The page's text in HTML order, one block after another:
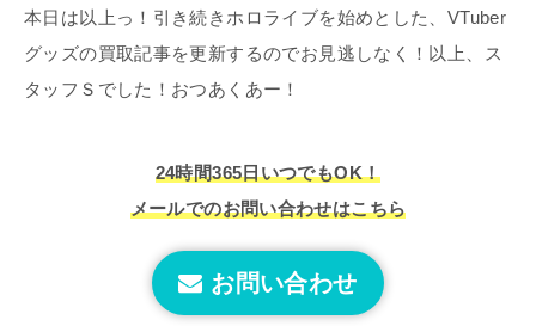
本日は以上っ！引き続きホロライブを始めとした、VTuber
グッズの買取記事を更新するのでお見逃しなく！以上、ス
タッフＳでした！おつあくあー！
24時間365日いつでもOK！
メールでのお問い合わせはこちら
お問い合わせ